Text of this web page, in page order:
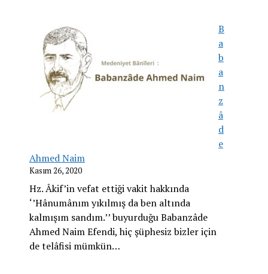
B
a
b
a
n
z
â
d
e
Ahmed Naim
Kasım 26, 2020
Hz. Âkif’in vefat ettiği vakit hakkında
‘’Hânumânım yıkılmış da ben altında
kalmışım sandım.’’ buyurduğu Babanzâde
Ahmed Naim Efendi, hiç şüphesiz bizler için
de telâfisi mümkün…